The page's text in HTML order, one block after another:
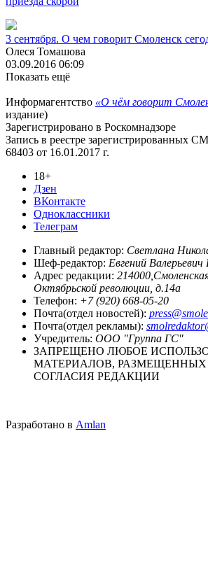
3 сентября. О чем говорит Смоленск
Олеся Томашова
03.09.2016 06:09
Показать ещё
Информагентство «О чём говорит
издание)
Зарегистрировано в Роскомнадзоре
Запись в реестре
68403 от 16.01.2017 г.
18+
Дзен
ВКонтакте
Одноклассники
Телеграм
Главный редактор: Светлана
Шеф-редактор: Евгений
Адрес редакции:
Октябрьской революции, д.14а
Телефон: +7 (920) 668-05-20
Почта(отдел новостей):
Почта(отдел рекламы):
Учредитель: ООО "Группа ГС"
ЗАПРЕЩЕНО ЛЮБОЕ
МАТЕРИАЛОВ, РАЗМЕЩЕННЫХ
СОГЛАСИЯ РЕДАКЦИИ
Разработано в Amlan